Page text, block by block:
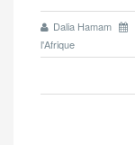
Dalia Hamam
l'Afrique